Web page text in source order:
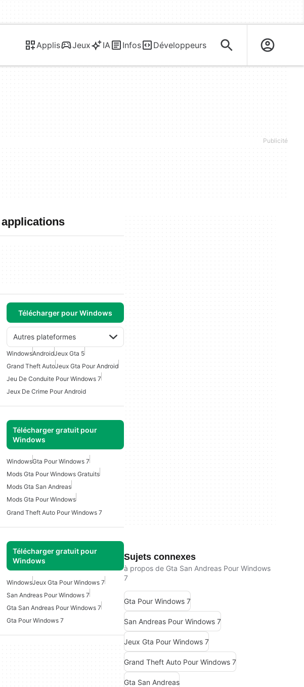
Applis Jeux IA Infos Développeurs
Télécharger pour Windows
Autres plateformes
WindowsAndroidJeux Gta 5
Grand Theft AutoJeux Gta Pour Android
Jeu De Conduite Pour Windows 7
Jeux De Crime Pour Android
Télécharger gratuit pour
Windows
WindowsGta Pour Windows 7
Mods Gta Pour Windows Gratuits
Mods Gta San Andreas
Mods Gta Pour Windows
Grand Theft Auto Pour Windows 7
Télécharger gratuit pour
Windows
WindowsJeux Gta Pour Windows 7
San Andreas Pour Windows 7
Gta San Andreas Pour Windows 7
Gta Pour Windows 7
Sujets connexes
à propos de Gta San Andreas Pour Windows
7
Gta Pour Windows 7
San Andreas Pour Windows 7
Jeux Gta Pour Windows 7
Grand Theft Auto Pour Windows 7
Gta San Andreas